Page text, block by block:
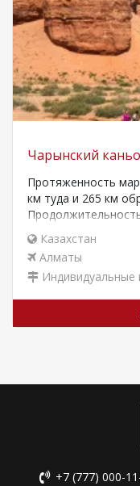
Чарынский
Протяженность
км туда и 265 км
Казахстан
Алматы
Индивидуальные
+7 (777) 000-